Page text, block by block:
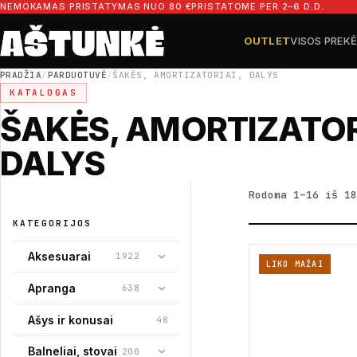
Pereiti prie turinio
NEMOKAMAS PRISTATYMAS NUO 80 €PRISTATOME PER 2–6 D.D.
OUTLETVISOS
Ieškoti dalių
Ieškoti
PRADŽIA/PARDUOTUVĖ/ŠAKĖS, AMORTIZATORIAI, DALYS
KATALOGAS
ŠAKĖS,
DALYS
KATEGORIJOS
Aksesuarai 1922
Apranga 638
Ašys ir konusai 48
Balneliai, stovai 200
Rodoma 1–16 iš
LIKO MAŽAI